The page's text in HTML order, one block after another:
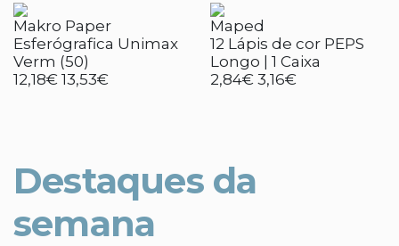
Makro Paper
Esferógrafica Unimax
Verm (50)
12,18€ 13,53€
Maped
12 Lápis de cor PEPS
Longo | 1 Caixa
2,84€ 3,16€
Destaques da
semana